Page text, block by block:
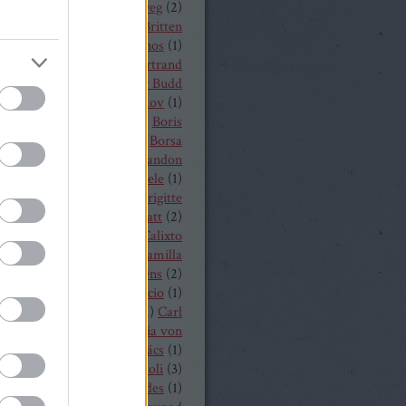
bélyeg (2)
Benjamin Britten
István Berkes János (1)
Zimmermann
Bertrand
(2)beszámoló
Billy Budd
Nilsson Bogdan Volkov (1)
Boris
(1
Borsa
Bo Skovhus
Brandon
Bregenzer Festspiele (1)
Rae(1)
Brigitte
Brindley Sherratt (2)
Calixto
Cameron Shahbazi
Camilla
Camille Saint-Saëns (2)
Saint Saens
Capriccio (1)
) 1) Carl
Carl Maria von
(5)Carmen Cár és ács (1)
cd Cecilia Bartoli (3)
Chabert ezredes (1)